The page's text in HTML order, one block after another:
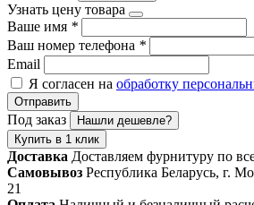
Узнать цену товара
Ваше имя *
Ваш номер телефона *
Email
Я согласен на обработку
Отправить
Под заказ
Нашли дешевле?
Купить в 1 клик
Доставка Доставляем фурнитуру по
Самовывоз Республика Беларусь, г.
21